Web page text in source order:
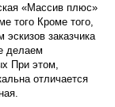
«Массив плюс»
того Кроме того,
заказчика
делаем
При этом,
отличается